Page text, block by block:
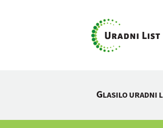
GLASILO URADNI